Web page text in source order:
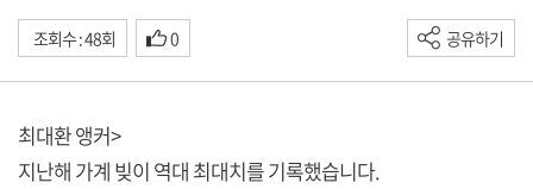
조회수 : 48회 0 공유하기
최대환 앵커>
지난해 가계 빚이 역대 최대치를 기록했습니다.